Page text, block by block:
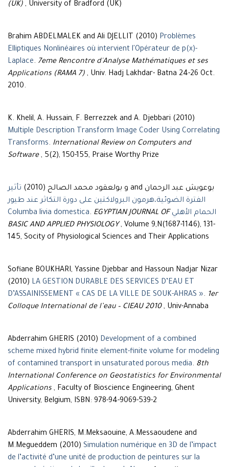
(UK) , University of Bradford (UK)
Brahim ABDELMALEK and Ali DJELLIT (2010) Problèmes
Elliptiques Nonlinéaires où intervient l'Opérateur de p(x)-
Laplace. 7eme Rencontre d'Analyse Mathématiques et ses
Applications (RAMA 7) , Univ. Hadj Lakhdar- Batna 24-26 Oct.
2010.
K. Khelil, A. Hussain, F. Berrezzek and A. Djebbari (2010)
Multiple Description Transform Image Coder Using Correlating
Transforms. International Review on Computers and
Software, 5(2), 150-155, Praise Worthy Prize
بوعويش عبد الرحمان and و بولعقود محمد الصالح (2010)
تأثير
الفترة الضوئية،هرمون البرولاكتين على دورة التكاثر عند طيور
الحمام الأهلي Columba livia domestica
. EGYPTIAN JOURNAL OF
BASIC AND APPLIED PHYSIOLOGY, Volume 9,N(1687-1146), 131-
145, Socity of Physiological Sciences and Their Applications
Sofiane BOUKHARI, Yassine Djebbar and Hassoun Nadjar Nizar
(2010) LA GESTION DURABLE DES SERVICES D’EAU ET
D’ASSAINISSEMENT « CAS DE LA VILLE DE SOUK-AHRAS ». 1er
Colloque International de l’eau – CIEAU 2010, Univ-Annaba
Abderrahim GHERIS (2010) Development of a combined
scheme mixed hybrid finite element-finite volume for modeling
of contamined transport in unsaturated porous media. 8th
International Conference on Geostatistics for Environmental
Applications , Faculty of Bioscience Engineering, Ghent
University, Belgium, ISBN: 978-94-9069-539-2
Abderrahim GHERIS, M.Meksaouine, A.Messaoudene and
M.Megueddem (2010) Simulation numérique en 3D de l’impact
de l’activité d’une unité de production de peintures sur la